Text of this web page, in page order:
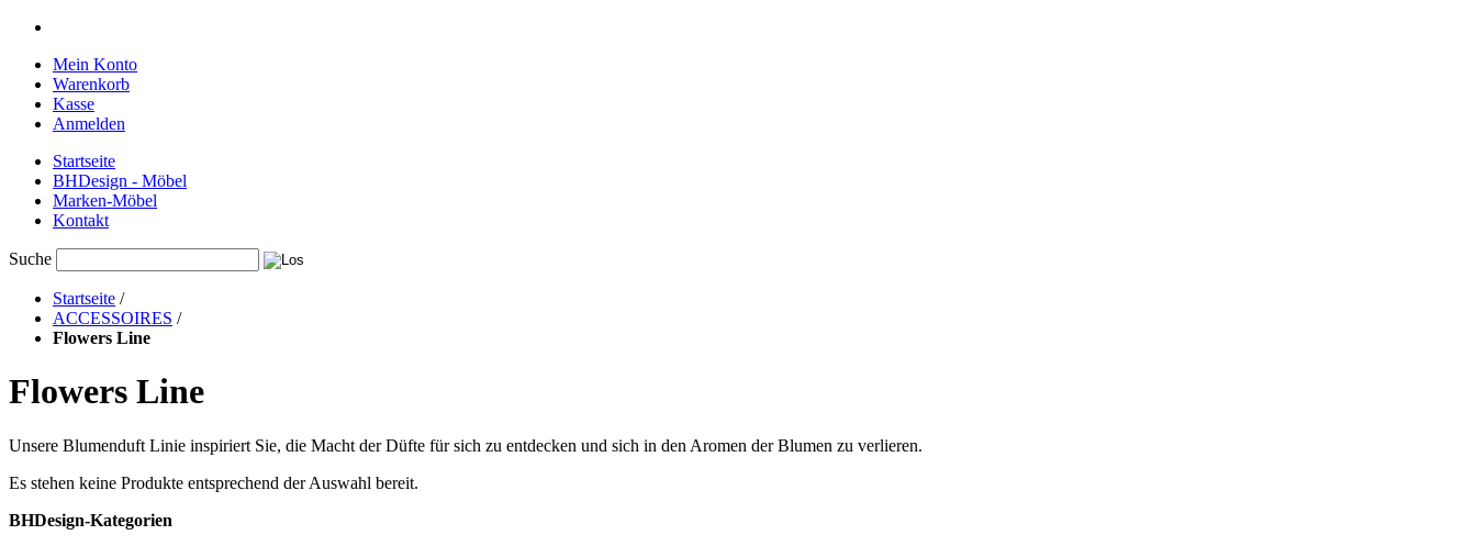
Mein Konto
Warenkorb
Kasse
Anmelden
Startseite
BHDesign - Möbel
Marken-Möbel
Kontakt
Suche
Startseite /
ACCESSOIRES /
Flowers Line
Flowers Line
Unsere Blumenduft Linie inspiriert Sie, die Macht der Düfte für sich zu entdecken und sich in den Aromen der Blumen zu verlieren.
Es stehen keine Produkte entsprechend der Auswahl bereit.
BHDesign-Kategorien